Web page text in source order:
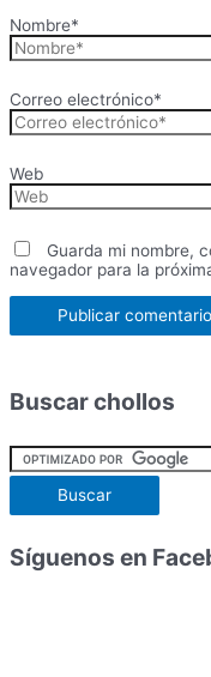
Nombre*
Correo electrónico*
Web
Guarda mi nombre,
navegador para la
Buscar chollos
Síguenos en